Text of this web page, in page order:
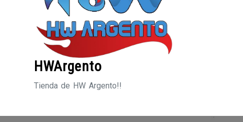
HWArgento
Tienda de HW Argento!!